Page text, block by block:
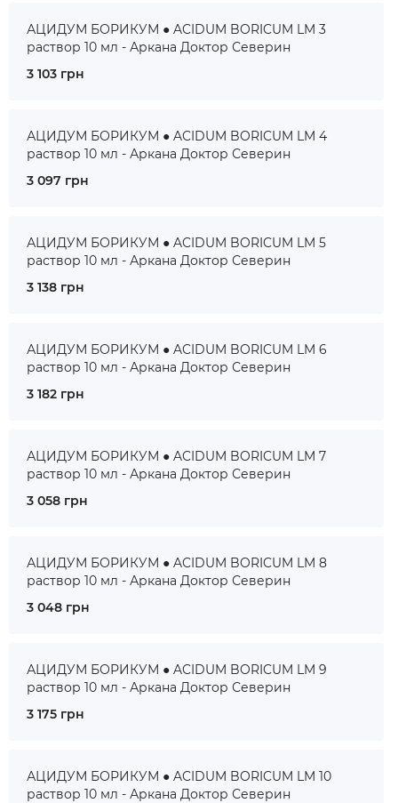
АЦИДУМ БОРИКУМ ● ACIDUM BORICUM LM 3
раствор 10 мл - Аркана Доктор Северин
3 103 грн
АЦИДУМ БОРИКУМ ● ACIDUM BORICUM LM 4
раствор 10 мл - Аркана Доктор Северин
3 097 грн
АЦИДУМ БОРИКУМ ● ACIDUM BORICUM LM 5
раствор 10 мл - Аркана Доктор Северин
3 138 грн
АЦИДУМ БОРИКУМ ● ACIDUM BORICUM LM 6
раствор 10 мл - Аркана Доктор Северин
3 182 грн
АЦИДУМ БОРИКУМ ● ACIDUM BORICUM LM 7
раствор 10 мл - Аркана Доктор Северин
3 058 грн
АЦИДУМ БОРИКУМ ● ACIDUM BORICUM LM 8
раствор 10 мл - Аркана Доктор Северин
3 048 грн
АЦИДУМ БОРИКУМ ● ACIDUM BORICUM LM 9
раствор 10 мл - Аркана Доктор Северин
3 175 грн
АЦИДУМ БОРИКУМ ● ACIDUM BORICUM LM 10
раствор 10 мл - Аркана Доктор Северин